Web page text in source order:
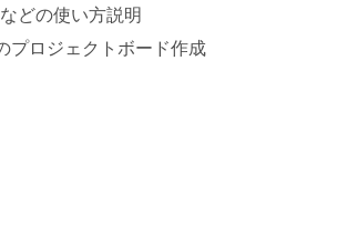
どの使い方説明
プロジェクトボード作成